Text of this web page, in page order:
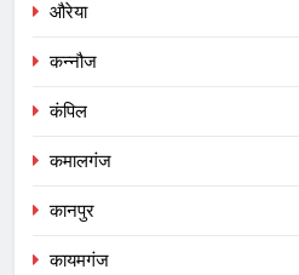
औरेया
कन्नौज
कंपिल
कमालगंज
कानपुर
कायमगंज